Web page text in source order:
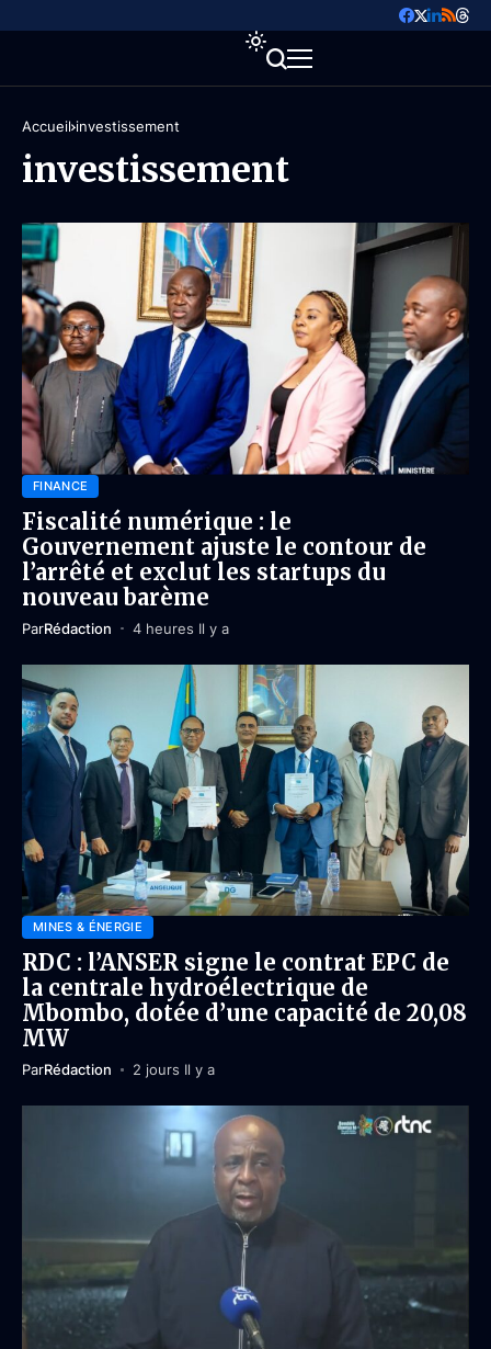
Accueil investissement
investissement
FINANCE
Fiscalité numérique : le
Gouvernement ajuste le contour de
l’arrêté et exclut les startups du
nouveau barème
ParRédaction 4 heures Il y a
MINES & ÉNERGIE
RDC : l’ANSER signe le contrat EPC de
la centrale hydroélectrique de
Mbombo, dotée d’une capacité de 20,08
MW
ParRédaction 2 jours Il y a